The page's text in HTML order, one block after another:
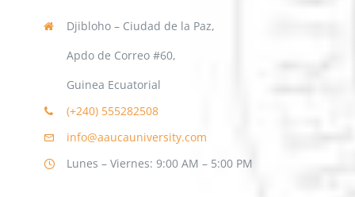
Djibloho – Ciudad de la Paz,
Apdo de Correo #60,
Guinea Ecuatorial
(+240) 555282508
info@aaucauniversity.com
Lunes – Viernes: 9:00 AM – 5:00 PM